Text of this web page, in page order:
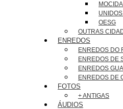
OESG
OUTRAS
ENREDOS
ENREDOS DO
ENREDOS DE
ENREDOS
ENREDOS DE
FOTOS
+ ANTIGAS
ÁUDIOS